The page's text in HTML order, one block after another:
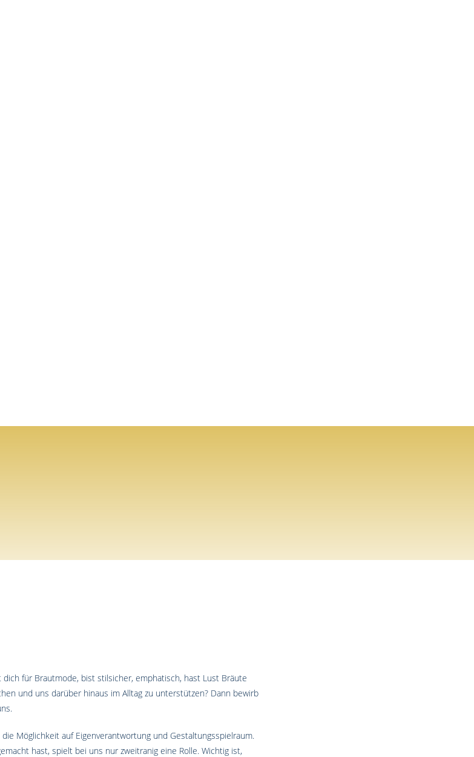
für Brautmode, bist stilsicher, emphatisch, hast Lust Bräute
und uns darüber hinaus im Alltag zu unterstützen? Dann bewirb
Möglichkeit auf Eigenverantwortung und Gestaltungsspielraum.
hast, spielt bei uns nur zweitranig eine Rolle. Wichtig ist,